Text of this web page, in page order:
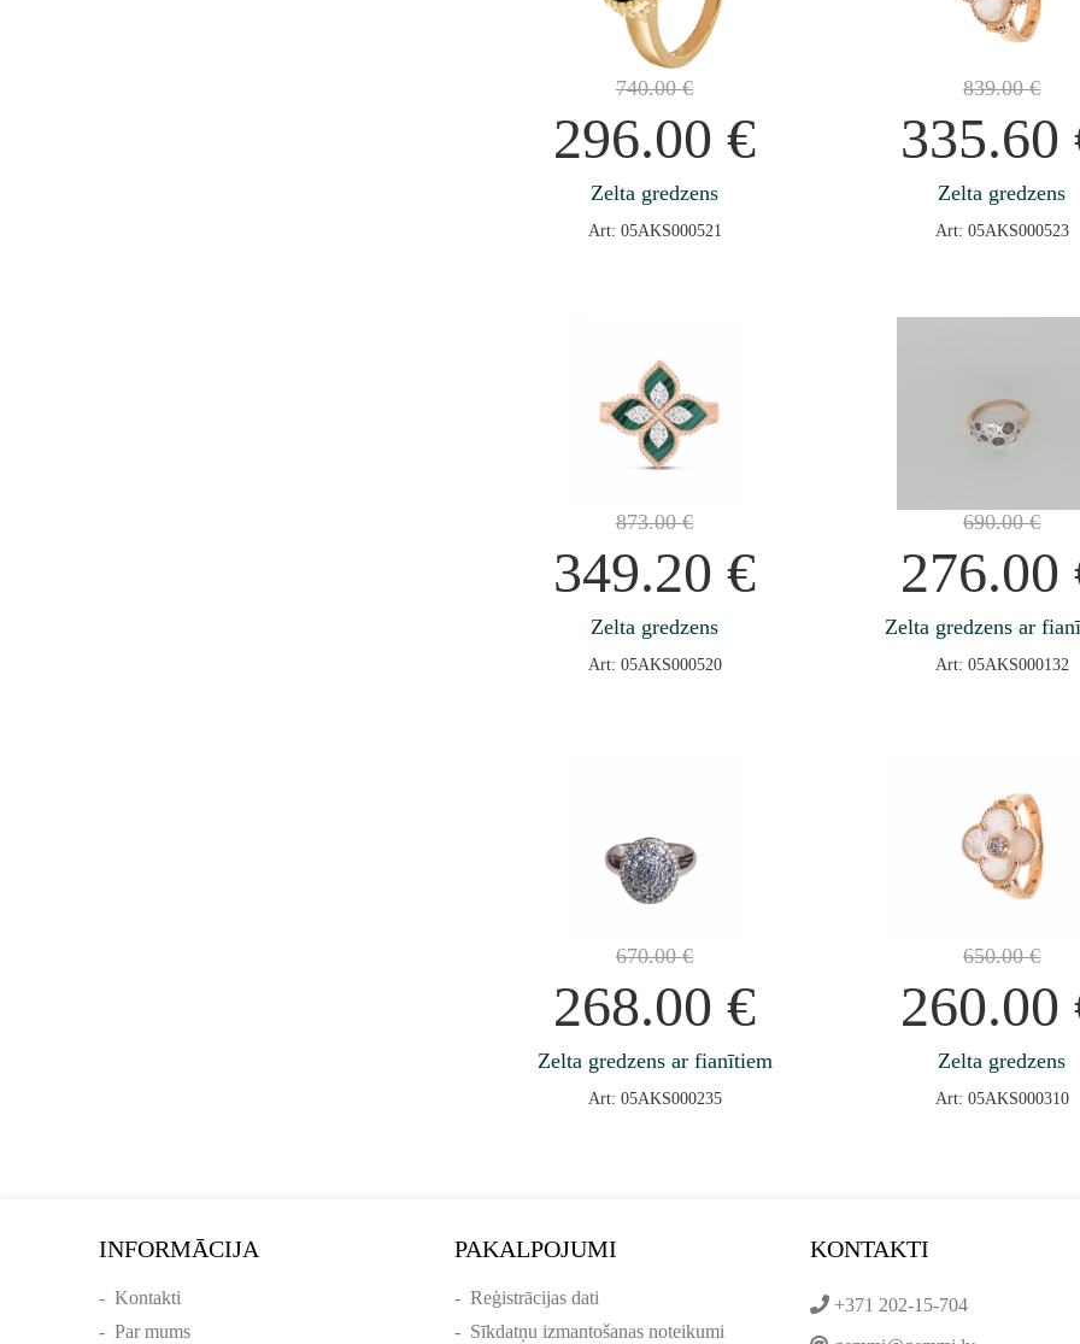
740.00€
296.00€
Zelta gredzens
Art: 05AKS000521
839.00€
335.60
Zelta gredzens
Art: 05AKS000523
873.00€
349.20€
Zelta gredzens
Art: 05AKS000520
690.00€
276.00
Zelta gredzens ar
Art: 05AKS000132
670.00€
268.00€
Zelta gredzens ar fianītiem
Art: 05AKS000235
650.00€
260.00
Zelta gredzens
Art: 05AKS000310
INFORMĀCIJA
- Kontakti
- Par mums
PAKALPOJUMI
- Reģistrācijas dati
- Sīkdatņu izmantošanas noteikumi
KONTAKTI
+371 202-15-704